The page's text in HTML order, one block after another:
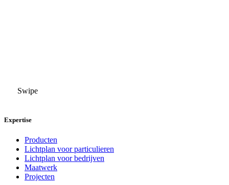
Swipe
Expertise
Producten
Lichtplan voor particulieren
Lichtplan voor bedrijven
Maatwerk
Projecten